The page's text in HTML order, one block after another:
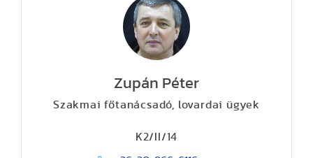
Zupán Péter
Szakmai főtanácsadó, lovardai ügyek
K2/II/14